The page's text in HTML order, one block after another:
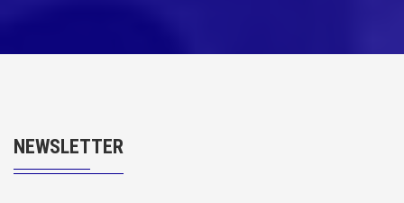
NEWSLETTER